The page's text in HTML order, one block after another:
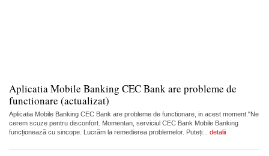
Aplicatia Mobile Banking CEC Bank are probleme de
functionare (actualizat)
Aplicatia Mobile Banking CEC Bank are probleme de functionare, in acest moment."Ne
cerem scuze pentru disconfort. Momentan, serviciul CEC Bank Mobile Banking
funcționează cu sincope. Lucrăm la remedierea problemelor. Puteți... detalii